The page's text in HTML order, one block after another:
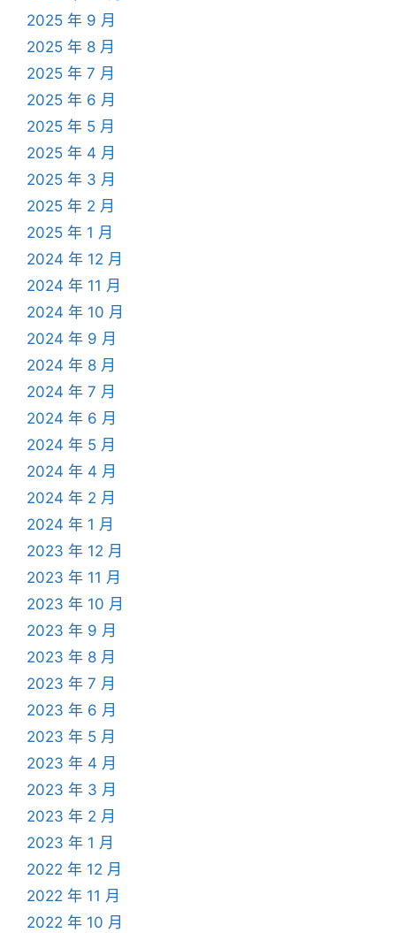
2025 年 9 月
2025 年 8 月
2025 年 7 月
2025 年 6 月
2025 年 5 月
2025 年 4 月
2025 年 3 月
2025 年 2 月
2025 年 1 月
2024 年 12 月
2024 年 11 月
2024 年 10 月
2024 年 9 月
2024 年 8 月
2024 年 7 月
2024 年 6 月
2024 年 5 月
2024 年 4 月
2024 年 2 月
2024 年 1 月
2023 年 12 月
2023 年 11 月
2023 年 10 月
2023 年 9 月
2023 年 8 月
2023 年 7 月
2023 年 6 月
2023 年 5 月
2023 年 4 月
2023 年 3 月
2023 年 2 月
2023 年 1 月
2022 年 12 月
2022 年 11 月
2022 年 10 月